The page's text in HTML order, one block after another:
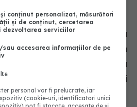
între mâncare și dopamină a
studiu din 2001 publicat în
că persoanele obeze au
neurochimice ca și
de cocaină și alcool.
conținut personalizat, măsurători
și de conținut, cercetarea
dezvoltarea serviciilor
sau accesarea informațiilor de pe
personal vor fi prelucrate, iar
(cookie-uri, identificatori unici